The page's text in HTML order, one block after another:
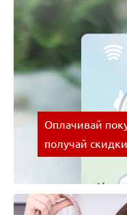
Оплачивай
получай
Оплачивай
на следующую